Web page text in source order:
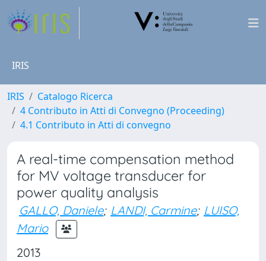
IRIS
IRIS
Catalogo Ricerca
4 Contributo in Atti di Convegno (Proceeding)
4.1 Contributo in Atti di convegno
A real-time compensation method
for MV voltage transducer for
power quality analysis
GALLO, Daniele; LANDI, Carmine; LUISO,
Mario
2013